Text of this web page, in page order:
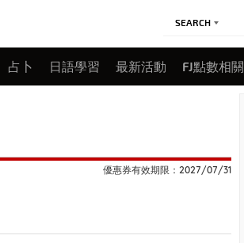
SEARCH
占卜 日語學習 最新活動 FJ點數相關
優惠券有效期限：2027/07/31